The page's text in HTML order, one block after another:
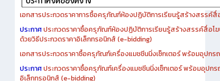
เอกสารประกวดราคาการซื้อครุภัณฑ์ห้องปฏิบัติการเรียนรู้สร้างสรรค์
ประกาศ ประกวดราคาซื้อครุภัณฑ์ห้องปฏิบัติการเรียนรู้สร้างสรรค์สื่อโ
ด้วยวิธีประกวดราคาอิเล็กทรอนิกส์ (e-bidding)
เอกสารประกวดราคาซื้อครุภัณฑ์เครื่องแมชชีนนิ่งเซ็กเตอร์ พร้อมอุปก